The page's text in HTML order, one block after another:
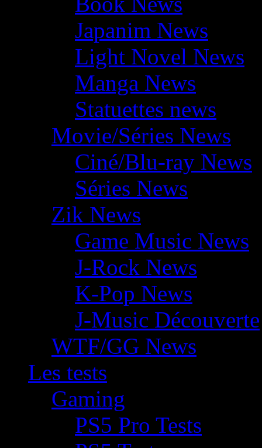
Japanim News
Light Novel News
Manga News
Statuettes news
Movie/Séries News
Ciné/Blu-ray News
Séries News
Zik News
Game Music News
J-Rock News
K-Pop News
J-Music Découverte
WTF/GG News
Les tests
Gaming
PS5 Pro Tests